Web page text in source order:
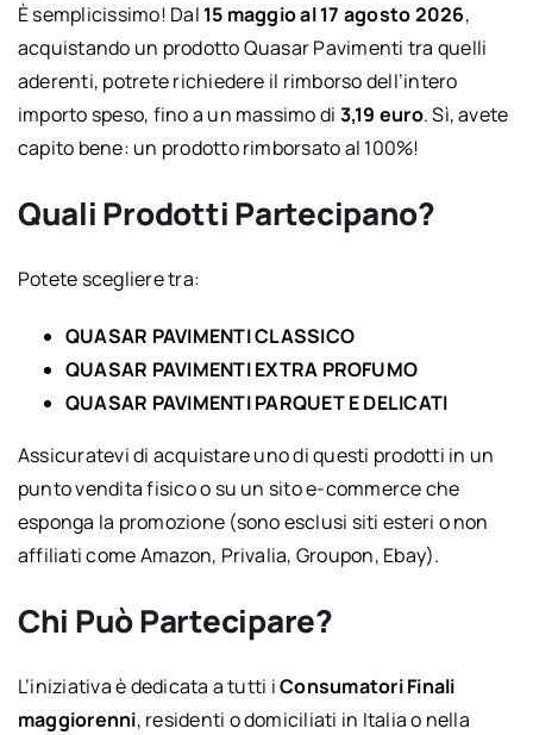
È semplicissimo! Dal 15 maggio al 17 agosto 2026,
acquistando un prodotto Quasar Pavimenti tra quelli
aderenti, potrete richiedere il rimborso dell’intero
importo speso, fino a un massimo di 3,19 euro. Sì, avete
capito bene: un prodotto rimborsato al 100%!
Quali Prodotti Partecipano?
Potete scegliere tra:
QUASAR PAVIMENTI CLASSICO
QUASAR PAVIMENTI EXTRA PROFUMO
QUASAR PAVIMENTI PARQUET E DELICATI
Assicuratevi di acquistare uno di questi prodotti in un
punto vendita fisico o su un sito e-commerce che
esponga la promozione (sono esclusi siti esteri o non
affiliati come Amazon, Privalia, Groupon, Ebay).
Chi Può Partecipare?
L’iniziativa è dedicata a tutti iConsumatori Finali
maggiorenni, residenti o domiciliati in Italia o nella